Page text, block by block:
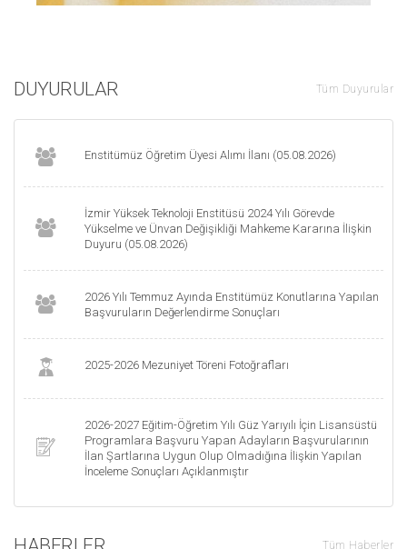
DUYURULAR Tüm Duyurular
Enstitümüz Öğretim Üyesi Alımı İlanı (05.08.2026)
İzmir Yüksek Teknoloji Enstitüsü 2024 Yılı Görevde
Yükselme ve Ünvan Değişikliği Mahkeme Kararına İlişkin
Duyuru (05.08.2026)
2026 Yılı Temmuz Ayında Enstitümüz Konutlarına Yapılan
Başvuruların Değerlendirme Sonuçları
2025-2026 Mezuniyet Töreni Fotoğrafları
2026-2027 Eğitim-Öğretim Yılı Güz Yarıyılı İçin Lisansüstü
Programlara Başvuru Yapan Adayların Başvurularının
İlan Şartlarına Uygun Olup Olmadığına İlişkin Yapılan
İnceleme Sonuçları Açıklanmıştır
Tüm Haberler